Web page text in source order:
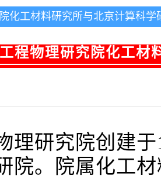
化工材料研究所与北京计算科
程物理研究院化工材
理研究院创建
院。院属化工